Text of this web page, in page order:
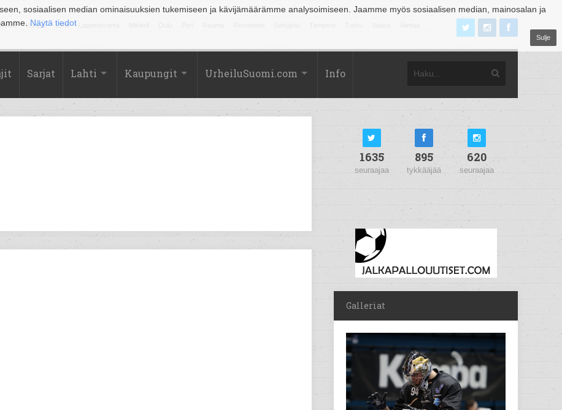
sosiaalisen median ominaisuuksien tukemiseen ja kävijämäärämme analysoimiseen. Jaamme myös sosiaalisen median, mainosalan ja
Näytä tiedot
Sulje
Kuopio Lahti
Sarjat Lahti Kaupungit UrheiluSuomi.com Info
1635
seuraajaa
895
tykkääjää
620
seuraajaa
Galleriat